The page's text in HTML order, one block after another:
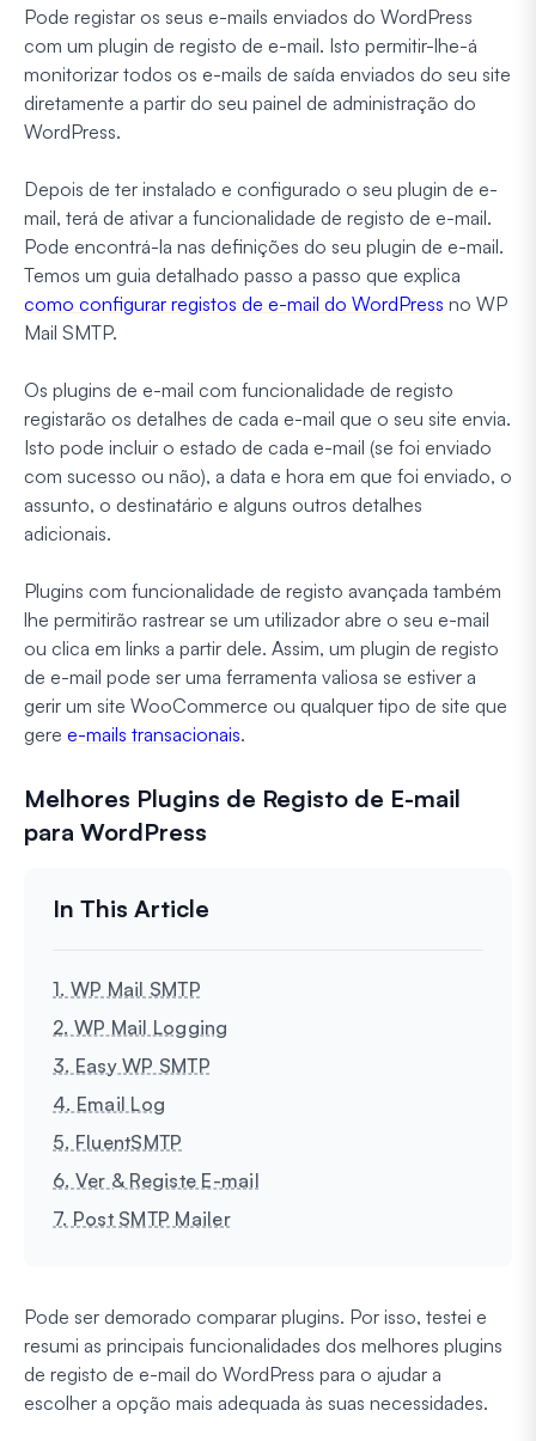
Pode registar os seus e-mails enviados do WordPress
com um plugin de registo de e-mail. Isto permitir-lhe-á
monitorizar todos os e-mails de saída enviados do seu site
diretamente a partir do seu painel de administração do
WordPress.
Depois de ter instalado e configurado o seu plugin de e-
mail, terá de ativar a funcionalidade de registo de e-mail.
Pode encontrá-la nas definições do seu plugin de e-mail.
Temos um guia detalhado passo a passo que explica
como configurar registos de e-mail do WordPress no WP
Mail SMTP.
Os plugins de e-mail com funcionalidade de registo
registarão os detalhes de cada e-mail que o seu site envia.
Isto pode incluir o estado de cada e-mail (se foi enviado
com sucesso ou não), a data e hora em que foi enviado, o
assunto, o destinatário e alguns outros detalhes
adicionais.
Plugins com funcionalidade de registo avançada também
lhe permitirão rastrear se um utilizador abre o seu e-mail
ou clica em links a partir dele. Assim, um plugin de registo
de e-mail pode ser uma ferramenta valiosa se estiver a
gerir um site WooCommerce ou qualquer tipo de site que
gere e-mails transacionais.
Melhores Plugins de Registo de E-mail
para WordPress
1. WP Mail SMTP
2. WP Mail Logging
3. Easy WP SMTP
4. Email Log
5. FluentSMTP
6. Ver & Registe E-mail
7. Post SMTP Mailer
Pode ser demorado comparar plugins. Por isso, testei e
resumi as principais funcionalidades dos melhores plugins
de registo de e-mail do WordPress para o ajudar a
escolher a opção mais adequada às suas necessidades.